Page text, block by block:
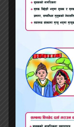
काभ्रेको
राजमार्ग अवरुद्ध